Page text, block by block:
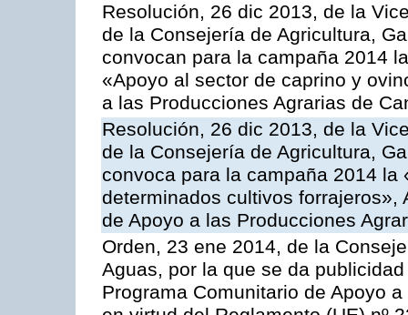
Resolución, 26 dic 2013, de la
de la Consejería de Agricultura,
convocan para la campaña 2014
«Apoyo al sector de caprino y
a las Producciones Agrarias de
Resolución, 26 dic 2013, de la
de la Consejería de Agricultura,
convoca para la campaña 2014 la
determinados cultivos forrajeros»,
de Apoyo a las Producciones
Orden, 23 ene 2014, de la
Aguas, por la que se da
Programa Comunitario de Apoyo